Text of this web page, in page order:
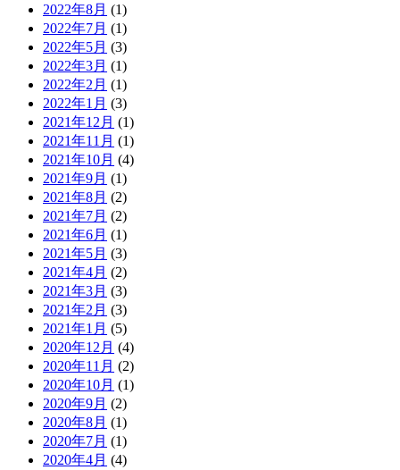
2022年8月 (1)
2022年7月 (1)
2022年5月 (3)
2022年3月 (1)
2022年2月 (1)
2022年1月 (3)
2021年12月 (1)
2021年11月 (1)
2021年10月 (4)
2021年9月 (1)
2021年8月 (2)
2021年7月 (2)
2021年6月 (1)
2021年5月 (3)
2021年4月 (2)
2021年3月 (3)
2021年2月 (3)
2021年1月 (5)
2020年12月 (4)
2020年11月 (2)
2020年10月 (1)
2020年9月 (2)
2020年8月 (1)
2020年7月 (1)
2020年4月 (4)